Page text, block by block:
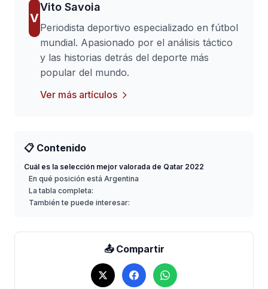
📋 Contenido
Cuál es la selección mejor valorada de Qatar 2022
En qué posición está Argentina
La tabla completa:
También te puede interesar:
📤 Compartir
V
Vito Savoia
Periodista deportivo especializado en fútbol
mundial. Apasionado por el análisis táctico
y las historias detrás del deporte más
popular del mundo.
Ver más artículos